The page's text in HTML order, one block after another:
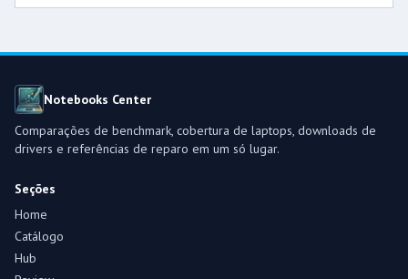
Notebooks Center
Comparações de benchmark, cobertura de laptops, downloads de
drivers e referências de reparo em um só lugar.
Seções
Home
Catálogo
Hub